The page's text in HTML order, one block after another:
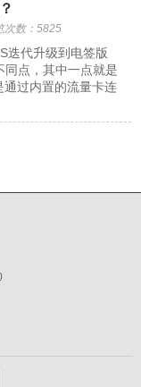
次数：5825
迭代升级到电签版
同点，其中一点就是
过内置的流量卡连